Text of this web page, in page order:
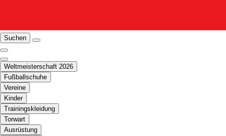
Suchen
Weltmeisterschaft 2026
Fußballschuhe
Vereine
Kinder
Trainingskleidung
Torwart
Ausrüstung